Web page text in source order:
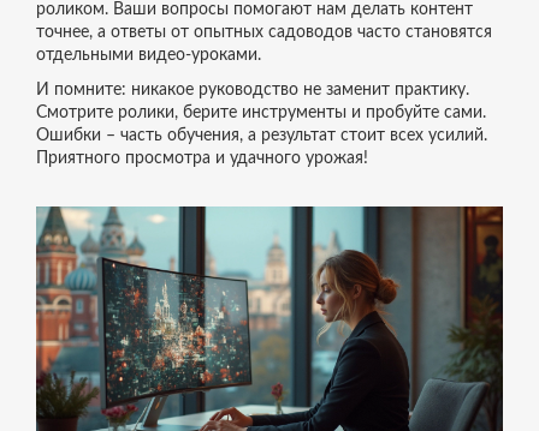
роликом. Ваши вопросы помогают нам делать контент
точнее, а ответы от опытных садоводов часто становятся
отдельными видео‑уроками.
И помните: никакое руководство не заменит практику.
Смотрите ролики, берите инструменты и пробуйте сами.
Ошибки – часть обучения, а результат стоит всех усилий.
Приятного просмотра и удачного урожая!